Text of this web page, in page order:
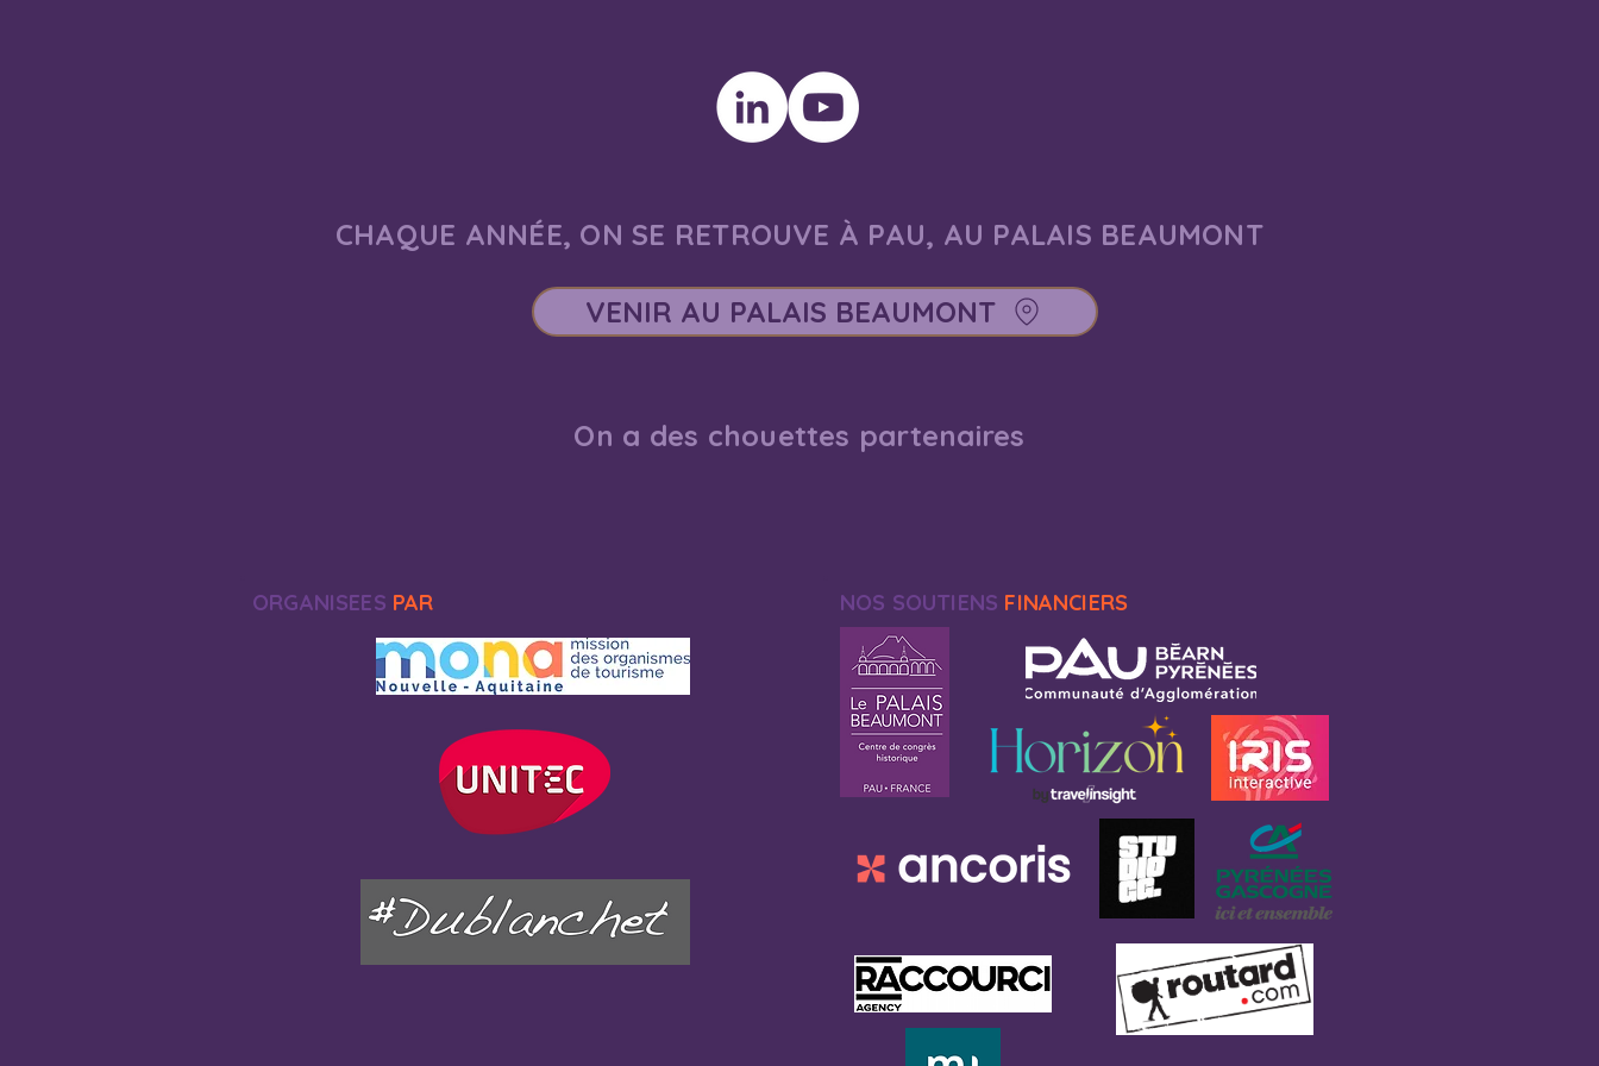
CHAQUE ANNÉE, ON SE RETROUVE À PAU, AU PALAIS BEAUMONT
VENIR AU PALAIS BEAUMONT
On a des chouettes partenaires
ORGANISEES PAR NOS SOUTIENS FINANCIERS